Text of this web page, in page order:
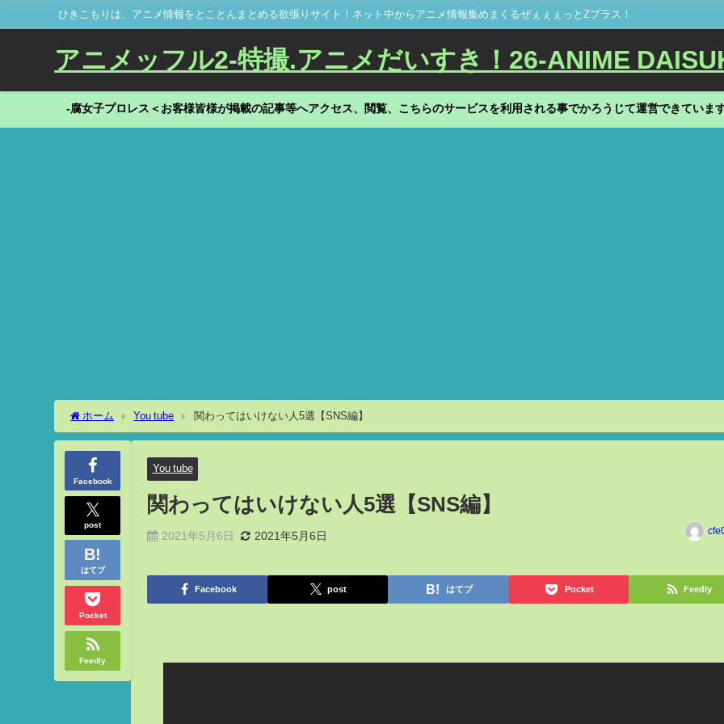
ひきこもりは、アニメ情報をとことんまとめる欲張りサイト！ネット中からアニメ情報集めまくるぜぇぇぇっとZプラス！
アニメッフル2-特撮.アニメだいすき！26-ANIME
-腐女子プロレス＜お客様皆様が掲載の記事等へアクセス、閲覧、こちらのサービスを利用される事でかろうじて運営できていま
ホーム You tube 関わってはいけない人5選【SNS編】
Facebook
post
はてブ
Pocket
Feedly
You tube
関わってはいけない人5選【SNS編】
2021年5月6日 2021年5月6日
Facebook post はてブ Pocket Feedly